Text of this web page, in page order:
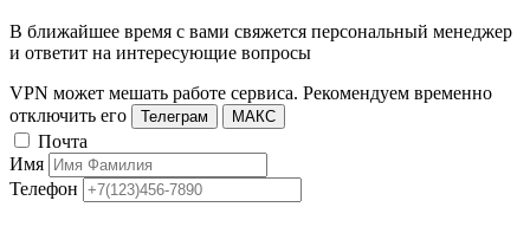
В ближайшее время с вами свяжется персональный менеджер
и ответит на интересующие вопросы
VPN может мешать работе сервиса. Рекомендуем временно
отключить его
Телеграм МАКС
Почта
Имя
Телефон